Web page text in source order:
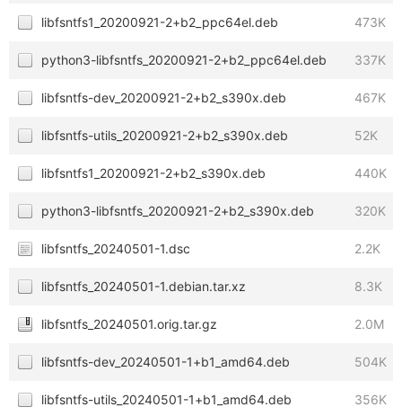
libfsntfs1_20200921-2+b2_ppc64el.deb 473K
python3-libfsntfs_20200921-2+b2_ppc64el.deb 337K
libfsntfs-dev_20200921-2+b2_s390x.deb 467K
libfsntfs-utils_20200921-2+b2_s390x.deb 52K
libfsntfs1_20200921-2+b2_s390x.deb 440K
python3-libfsntfs_20200921-2+b2_s390x.deb 320K
libfsntfs_20240501-1.dsc 2.2K
libfsntfs_20240501-1.debian.tar.xz 8.3K
libfsntfs_20240501.orig.tar.gz 2.0M
libfsntfs-dev_20240501-1+b1_amd64.deb 504K
libfsntfs-utils_20240501-1+b1_amd64.deb 356K